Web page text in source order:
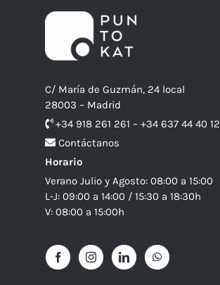
C/ María de Guzmán, 24 local
28003 – Madrid
+34 918 261 261 – +34 637 44 40 12
Contáctanos
Horario
Verano Julio y Agosto: 08:00 a 15:00
L-J: 09:00 a 14:00 / 15:30 a 18:30h
V: 08:00 a 15:00h